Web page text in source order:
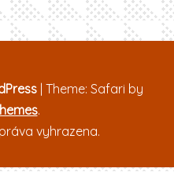
Theme: Safari by
.
vyhrazena.